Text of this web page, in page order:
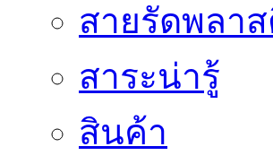
สายรัดพลา
สาระน่ารู้
สินค้า